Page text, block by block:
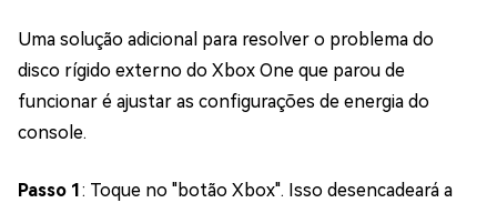
Uma solução adicional para resolver o problema do
disco rígido externo do Xbox One que parou de
funcionar é ajustar as configurações de energia do
console.
Passo 1: Toque no "botão Xbox". Isso desencadeará a